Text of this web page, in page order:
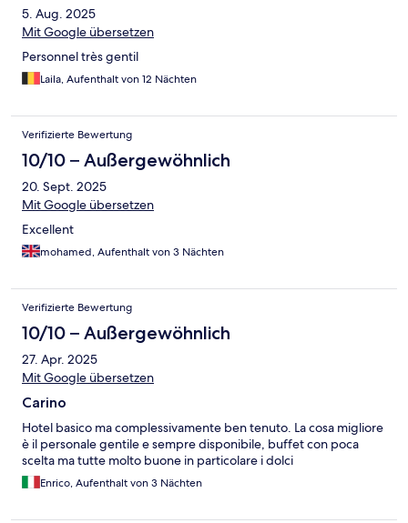
5. Aug. 2025
Mit Google übersetzen
Personnel très gentil
Laila, Aufenthalt von 12 Nächten
Verifizierte Bewertung
10/10 – Außergewöhnlich
20. Sept. 2025
Mit Google übersetzen
Excellent
mohamed, Aufenthalt von 3 Nächten
Verifizierte Bewertung
10/10 – Außergewöhnlich
27. Apr. 2025
Mit Google übersetzen
Carino
Hotel basico ma complessivamente ben tenuto. La cosa migliore
è il personale gentile e sempre disponibile, buffet con poca
scelta ma tutte molto buone in particolare i dolci
Enrico, Aufenthalt von 3 Nächten